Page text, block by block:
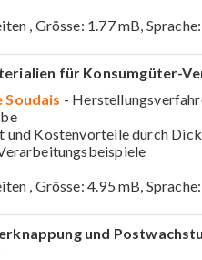
, Grösse: 1.77 mB,
für Konsumgüter-
Soudais -
und Kostenvorteile durch
, Grösse: 4.95 mB,
und